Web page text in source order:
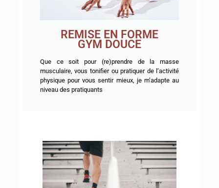
REMISE EN FORME
GYM DOUCE
Que ce soit pour (re)prendre de la masse
musculaire, vous tonifier ou pratiquer de l’activité
physique pour vous sentir mieux, je m’adapte au
niveau des pratiquants